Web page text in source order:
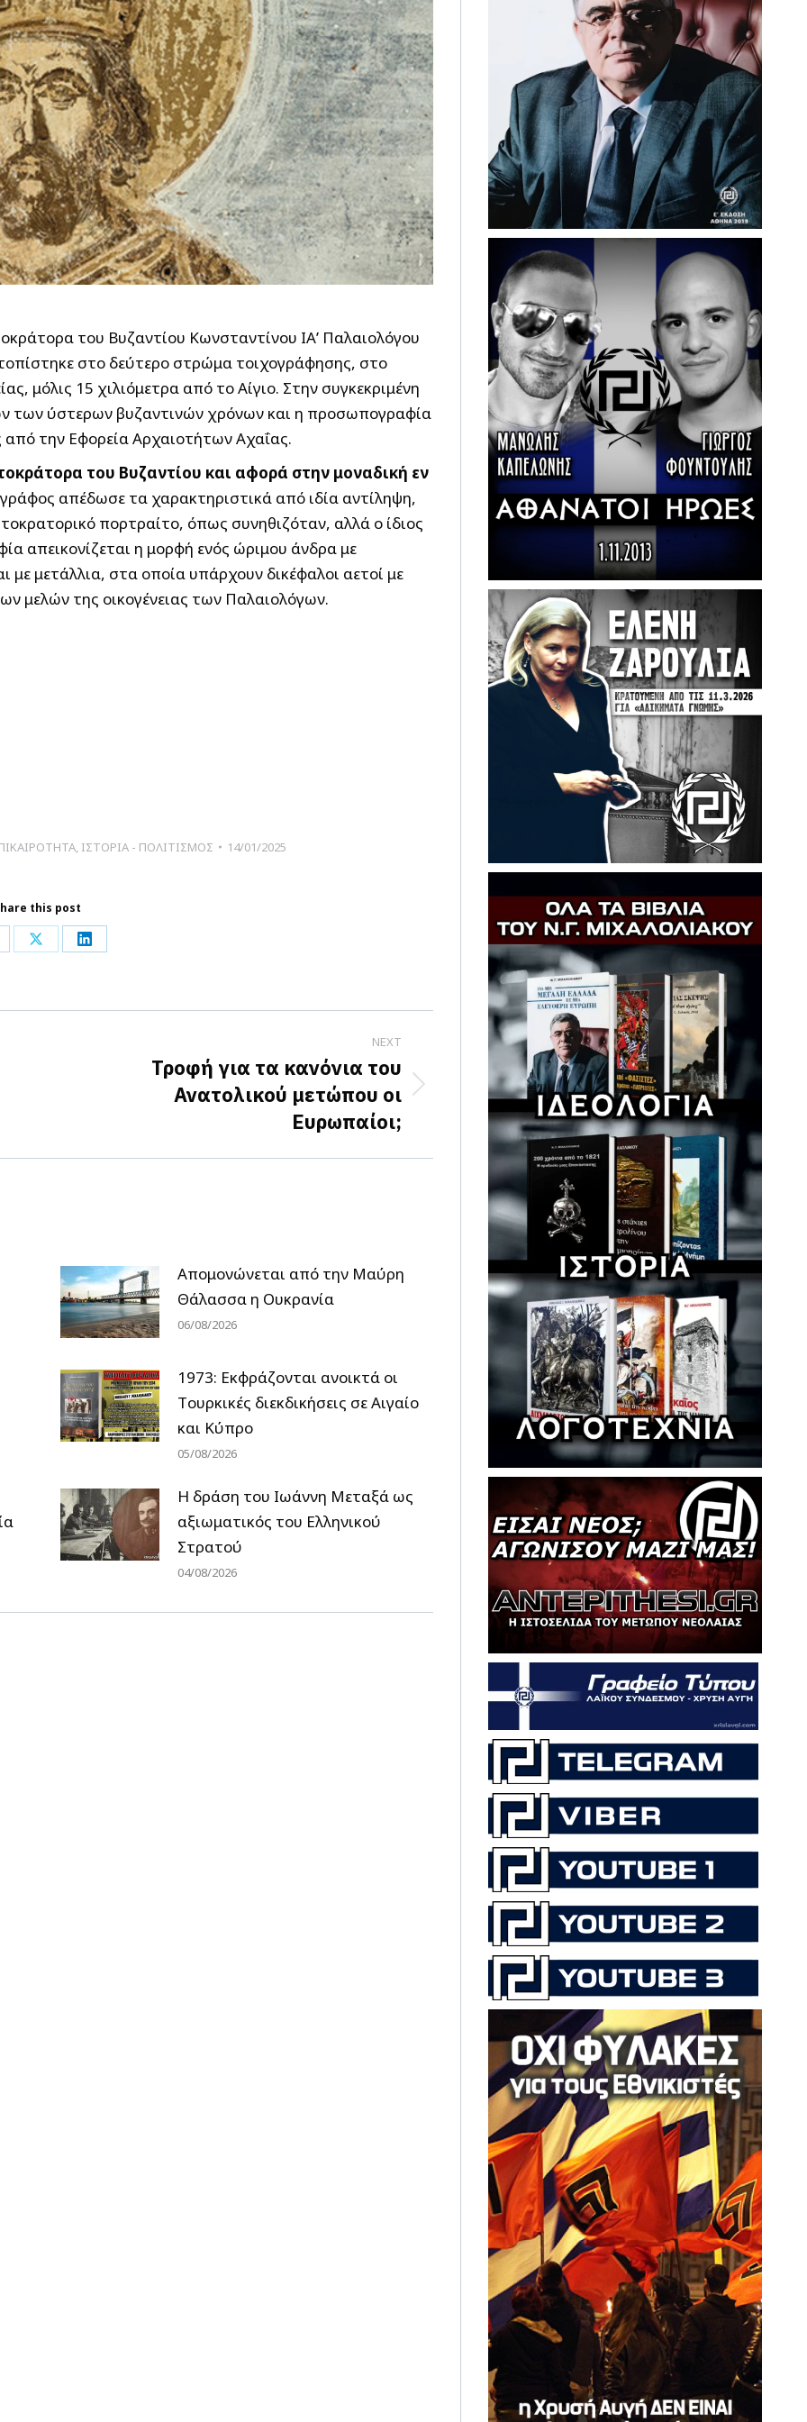
του Βυζαντίου Κωνσταντίνου ΙΑ’ Παλαιολόγου
στο δεύτερο στρώμα τοιχογράφησης, στο
μόλις 15 χιλιόμετρα από το Αίγιο. Στην συγκεκριμένη
των ύστερων βυζαντινών χρόνων και η προσωπογραφία
από την Εφορεία Αρχαιοτήτων Αχαΐας.
του Βυζαντίου και αφορά στην μοναδική εν
απέδωσε τα χαρακτηριστικά από ιδία αντίληψη,
πορτραίτο, όπως συνηθιζόταν, αλλά ο ίδιος
απεικονίζεται η μορφή ενός ώριμου άνδρα με
μετάλλια, στα οποία υπάρχουν δικέφαλοι αετοί με
μελών της οικογένειας των Παλαιολόγων.
, ΙΣΤΟΡΙΑ - ΠΟΛΙΤΙΣΜΟΣ 14/01/2025
this post
Share
X
Share
LinkedIn
NEXT
Τροφή για τα κανόνια του
Ανατολικού μετώπου οι
Ευρωπαίοι;
Απομονώνεται από την Μαύρη
Θάλασσα η Ουκρανία
06/08/2026
1973: Εκφράζονται ανοικτά οι
Tουρκικές διεκδικήσεις σε Αιγαίο
και Κύπρο
05/08/2026
H δράση του Ιωάννη Μεταξά ως
αξιωματικός του Ελληνικού
Στρατού
04/08/2026